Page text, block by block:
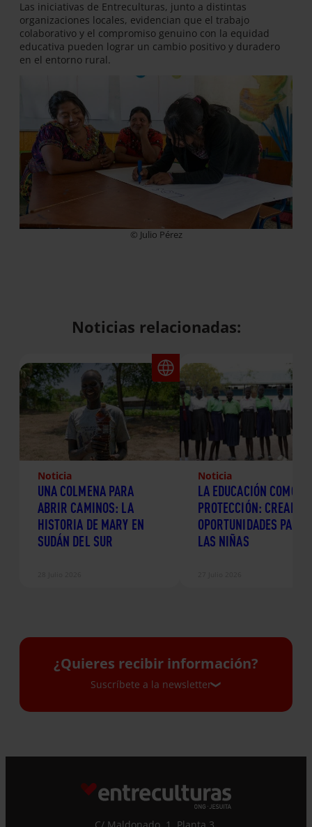
Las iniciativas de Entreculturas, junto a distintas
organizaciones locales, evidencian que el trabajo
colaborativo y el compromiso genuino con la equidad
educativa pueden lograr un cambio positivo y duradero
en el entorno rural.
© Julio Pérez
Noticias relacionadas:
Noticia
UNA COLMENA PARA
ABRIR CAMINOS: LA
HISTORIA DE MARY EN
SUDÁN DEL SUR
Noticia
LA EDUCACIÓN COMO
PROTECCIÓN: CREANDO
OPORTUNIDADES PARA
LAS NIÑAS
¿Quieres recibir información?
Suscríbete a la newsletter
Si quieres recibir nuestra newsletter mensual
y los correos puntuales en los que te